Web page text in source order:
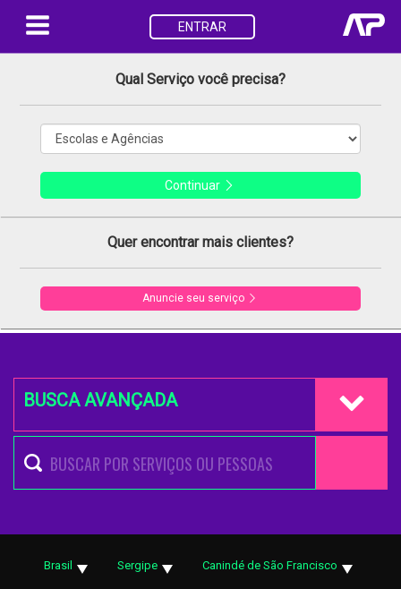
ENTRAR
Qual Serviço você precisa?
Continuar
Quer encontrar mais clientes?
Anuncie seu serviço
BUSCA AVANÇADA
Brasil Sergipe Canindé de São Francisco